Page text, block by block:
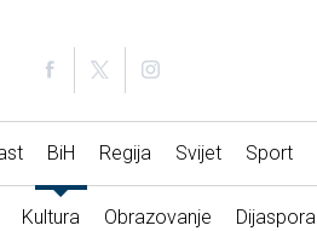
BiH Regija Svijet Sport
Kultura Obrazovanje Dijaspora